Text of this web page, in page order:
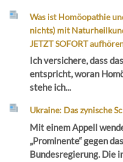
Was ist Homöopathie
nichts) mit
JETZT SOFORT
Ich versichere, dass
entspricht, woran
stehe ich...
Ukraine: Das zynische
Mit einem Appell
„Prominente“ gegen
Bundesregierung. Die